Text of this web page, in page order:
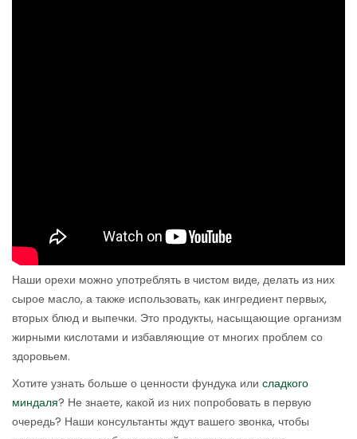
Наши орехи можно употреблять в чистом виде, делать из них
сырое масло, а также использовать, как ингредиент первых,
вторых блюд и выпечки. Это продукты, насыщающие организм
жирными кислотами и избавляющие от многих проблем со
здоровьем.
Хотите узнать больше о ценности фундука или сладкого
миндаля? Не знаете, какой из них попробовать в первую
очередь? Наши консультанты ждут вашего звонка, чтобы